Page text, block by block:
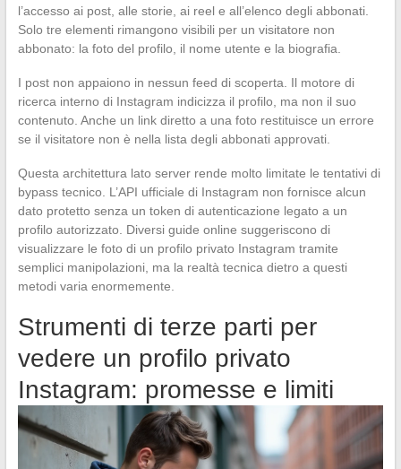
l’accesso ai post, alle storie, ai reel e all’elenco degli abbonati.
Solo tre elementi rimangono visibili per un visitatore non
abbonato: la foto del profilo, il nome utente e la biografia.
I post non appaiono in nessun feed di scoperta. Il motore di
ricerca interno di Instagram indicizza il profilo, ma non il suo
contenuto. Anche un link diretto a una foto restituisce un errore
se il visitatore non è nella lista degli abbonati approvati.
Questa architettura lato server rende molto limitate le tentativi di
bypass tecnico. L’API ufficiale di Instagram non fornisce alcun
dato protetto senza un token di autenticazione legato a un
profilo autorizzato. Diversi guide online suggeriscono di
visualizzare le foto di un profilo privato Instagram tramite
semplici manipolazioni, ma la realtà tecnica dietro a questi
metodi varia enormemente.
Strumenti di terze parti per
vedere un profilo privato
Instagram: promesse e limiti